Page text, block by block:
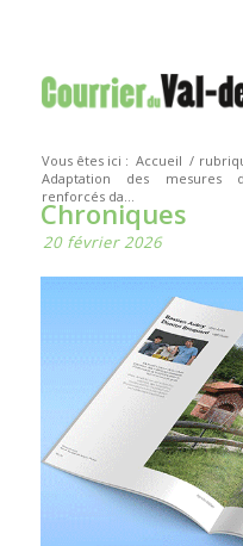
Vous êtes ici : Accueil /
Adaptation des mesures
renforcés da...
Chroniques
20 février 2026